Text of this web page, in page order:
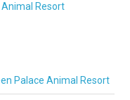
Animal Resort
Palace Animal Resort